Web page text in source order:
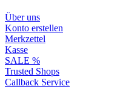
Über uns
Konto erstellen
Merkzettel
Kasse
SALE %
Trusted Shops
Callback Service